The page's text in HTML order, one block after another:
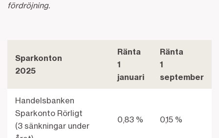
fördröjning.
Sparkonton
2025
Ränta
1
januari
Ränta
1
september
Handelsbanken
Sparkonto Rörligt
(3 sänkningar under
0,83 % 0,15 %